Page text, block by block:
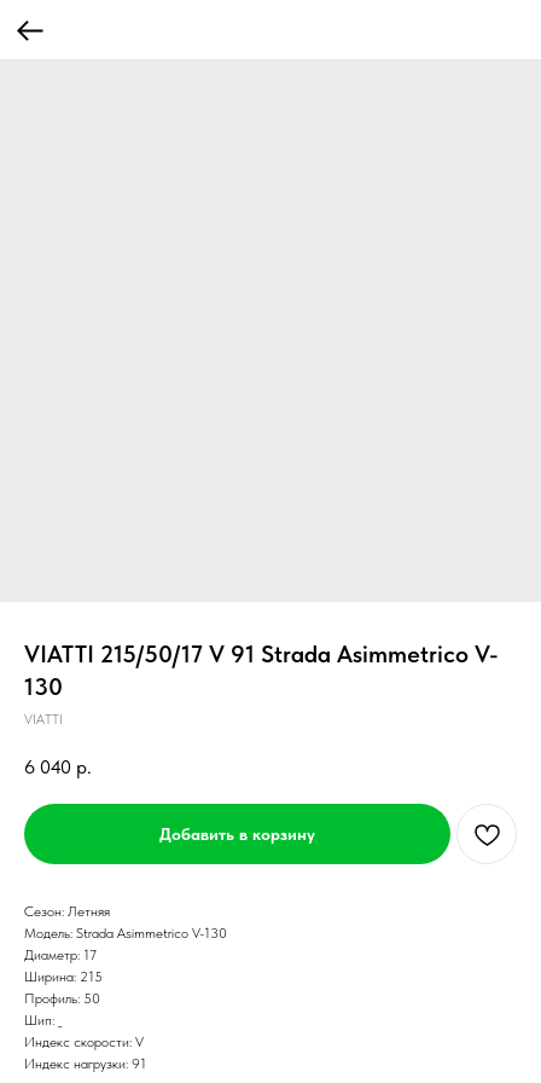
VIATTI 215/50/17 V 91 Strada Asimmetriсo V-
130
VIATTI
6 040 р.
Добавить в корзину
Сезон: Летняя
Модель: Strada Asimmetriсo V-130
Диаметр: 17
Ширина: 215
Профиль: 50
Шип: _
Индекс скорости: V
Индекс нагрузки: 91